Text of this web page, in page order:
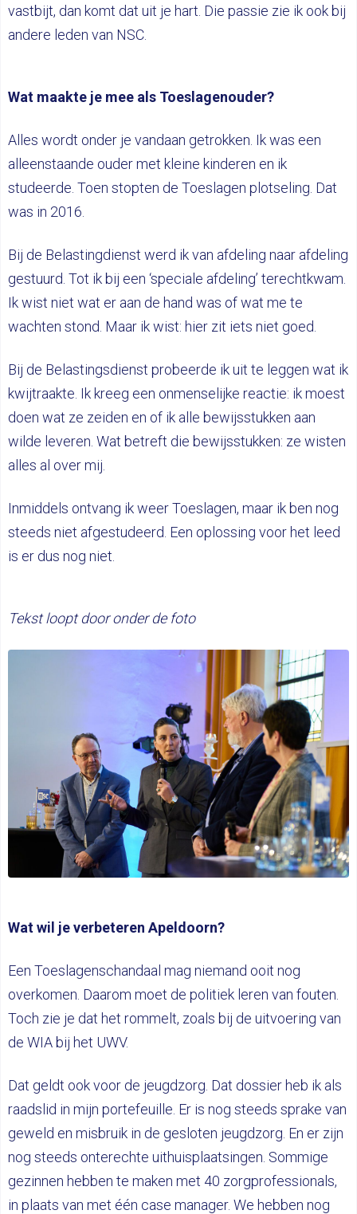
vastbijt, dan komt dat uit je hart. Die passie zie ik ook bij
andere leden van NSC.
Wat maakte je mee als Toeslagenouder?
Alles wordt onder je vandaan getrokken. Ik was een
alleenstaande ouder met kleine kinderen en ik
studeerde. Toen stopten de Toeslagen plotseling. Dat
was in 2016.
Bij de Belastingdienst werd ik van afdeling naar afdeling
gestuurd. Tot ik bij een ‘speciale afdeling’ terechtkwam.
Ik wist niet wat er aan de hand was of wat me te
wachten stond. Maar ik wist: hier zit iets niet goed.
Bij de Belastingsdienst probeerde ik uit te leggen wat ik
kwijtraakte. Ik kreeg een onmenselijke reactie: ik moest
doen wat ze zeiden en of ik alle bewijsstukken aan
wilde leveren. Wat betreft die bewijsstukken: ze wisten
alles al over mij.
Inmiddels ontvang ik weer Toeslagen, maar ik ben nog
steeds niet afgestudeerd. Een oplossing voor het leed
is er dus nog niet.
Tekst loopt door onder de foto
Wat wil je verbeteren Apeldoorn?
Een Toeslagenschandaal mag niemand ooit nog
overkomen. Daarom moet de politiek leren van fouten.
Toch zie je dat het rommelt, zoals bij de uitvoering van
de WIA bij het UWV.
Dat geldt ook voor de jeugdzorg. Dat dossier heb ik als
raadslid in mijn portefeuille. Er is nog steeds sprake van
geweld en misbruik in de gesloten jeugdzorg. En er zijn
nog steeds onterechte uithuisplaatsingen. Sommige
gezinnen hebben te maken met 40 zorgprofessionals,
in plaats van met één case manager. We hebben nog